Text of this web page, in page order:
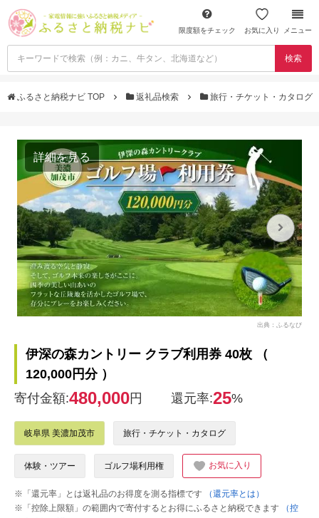
限度額をチェック お気に入り メニュー
検索
ふるさと納税ナビ TOP 返礼品検索 旅行・チケット・カタログ
詳細を見る
出典：ふるなび
伊深の森カントリー クラブ利用券 40枚 （
120,000円分 ）
寄付金額:480,000円 還元率:25%
岐阜県 美濃加茂市 旅行・チケット・カタログ
体験・ツアー ゴルフ場利用権 お気に入り
※「還元率」とは返礼品のお得度を測る指標です
（還元率とは）
※「控除上限額」の範囲内で寄付するとお得にふるさと納税できます
（控